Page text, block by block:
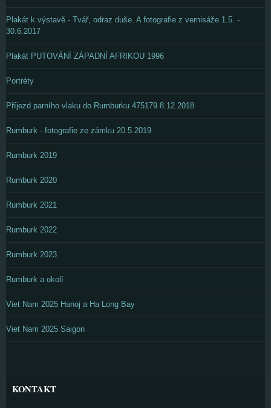
Plakát k výstavě - Tvář, odraz duše. A fotografie z vernisáže 1.5. -
30.6.2017
Plakát PUTOVÁNÍ ZÁPADNÍ AFRIKOU 1996
Portréty
Příjezd parního vlaku do Rumburku 475179 8.12.2018
Rumburk - fotografie ze zámku 20.5.2019
Rumburk 2019
Rumburk 2020
Rumburk 2021
Rumburk 2022
Rumburk 2023
Rumburk a okolí
Viet Nam 2025 Hanoj a Ha Long Bay
Viet Nam 2025 Saigon
KONTAKT